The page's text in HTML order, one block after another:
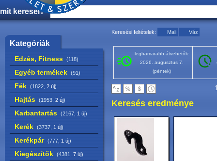
mit keresel?
Kategóriák
Edzés, Fitness (118)
Egyéb termékek (91)
Fék (1822, 2 új)
Hajtás (1953, 2 új)
Karbantartás (2167, 1 új)
Kerék (3737, 1 új)
Kerékpár (777, 1 új)
Kiegészítők (4381, 7 új)
Keresési feltételek: Mali Váz
leghamarabb átvehetők:
2026. augusztus 7.
(péntek)
Keresés eredménye